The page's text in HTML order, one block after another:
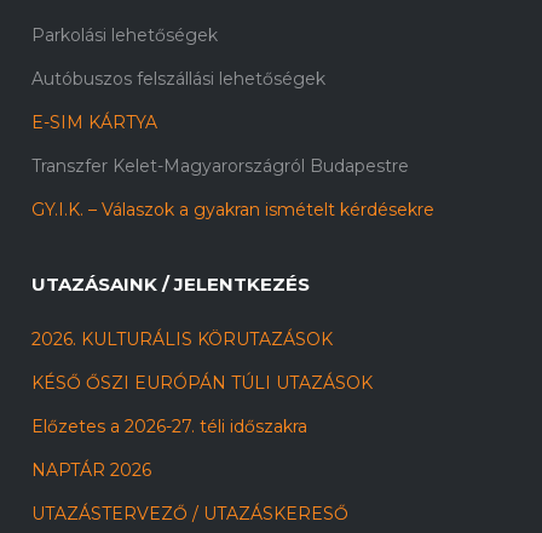
Parkolási lehetőségek
Autóbuszos felszállási lehetőségek
E-SIM KÁRTYA
Transzfer Kelet-Magyarországról Budapestre
GY.I.K. – Válaszok a gyakran ismételt kérdésekre
UTAZÁSAINK / JELENTKEZÉS
2026. KULTURÁLIS KÖRUTAZÁSOK
KÉSŐ ŐSZI EURÓPÁN TÚLI UTAZÁSOK
Előzetes a 2026-27. téli időszakra
NAPTÁR 2026
UTAZÁSTERVEZŐ / UTAZÁSKERESŐ